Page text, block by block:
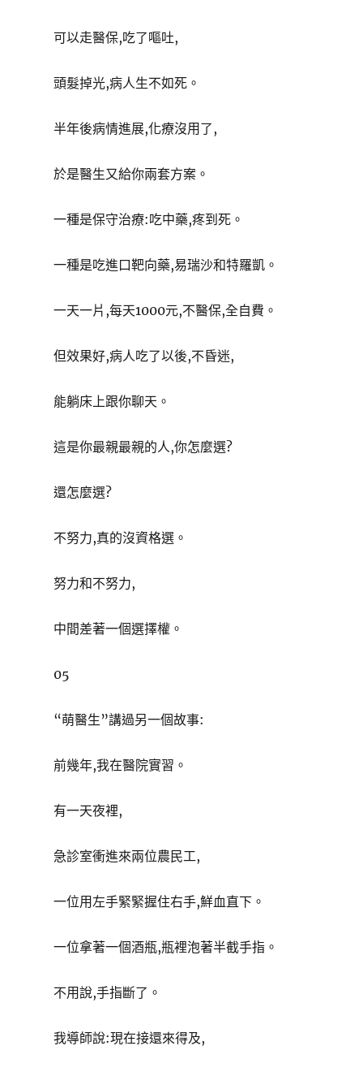
可以走醫保,吃了嘔吐,
頭髮掉光,病人生不如死。
半年後病情進展,化療沒用了,
於是醫生又給你兩套方案。
一種是保守治療:吃中藥,疼到死。
一種是吃進口靶向藥,易瑞沙和特羅凱。
一天一片,每天1000元,不醫保,全自費。
但效果好,病人吃了以後,不昏迷,
能躺床上跟你聊天。
這是你最親最親的人,你怎麼選?
還怎麼選?
不努力,真的沒資格選。
努力和不努力,
中間差著一個選擇權。
05
“萌醫生”講過另一個故事:
前幾年,我在醫院實習。
有一天夜裡,
急診室衝進來兩位農民工,
一位用左手緊緊握住右手,鮮血直下。
一位拿著一個酒瓶,瓶裡泡著半截手指。
不用說,手指斷了。
我導師說:現在接還來得及,